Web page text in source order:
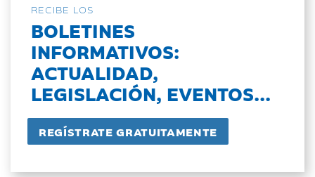
RECIBE LOS
BOLETINES
INFORMATIVOS:
ACTUALIDAD,
LEGISLACIÓN, EVENTOS...